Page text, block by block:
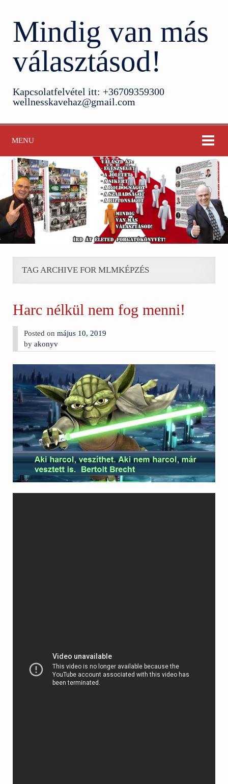
Mindig van más
választásod!
Kapcsolatfelvétel itt: +36709359300
wellnesskavehaz@gmail.com
MENU
TAG ARCHIVE FOR MLMKÉPZÉS
Harc nélkül nem fog menni!
Posted onmájus 10, 2019
byakonyv